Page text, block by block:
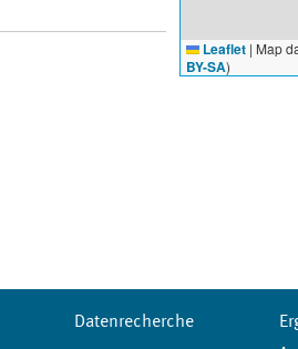
Leaflet | Map
BY-SA)
Datenrecherche